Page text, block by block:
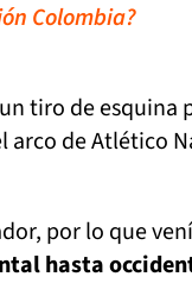
Colombia?
tiro de esquina
arco de Atlético
por lo que
hasta